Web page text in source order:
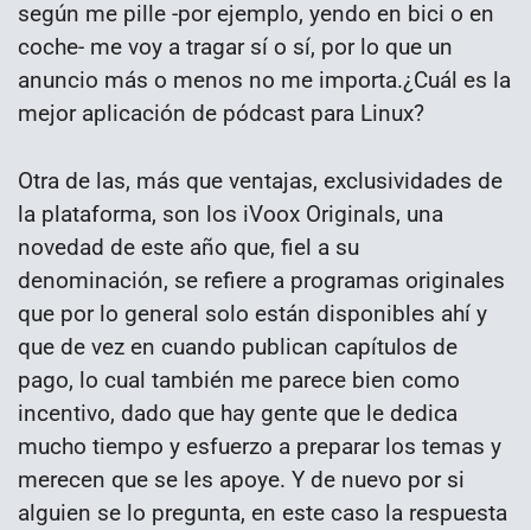
según me pille -por ejemplo, yendo en bici o en
coche- me voy a tragar sí o sí, por lo que un
anuncio más o menos no me importa.¿Cuál es la
mejor aplicación de pódcast para Linux?
Otra de las, más que ventajas, exclusividades de
la plataforma, son los iVoox Originals, una
novedad de este año que, fiel a su
denominación, se refiere a programas originales
que por lo general solo están disponibles ahí y
que de vez en cuando publican capítulos de
pago, lo cual también me parece bien como
incentivo, dado que hay gente que le dedica
mucho tiempo y esfuerzo a preparar los temas y
merecen que se les apoye. Y de nuevo por si
alguien se lo pregunta, en este caso la respuesta